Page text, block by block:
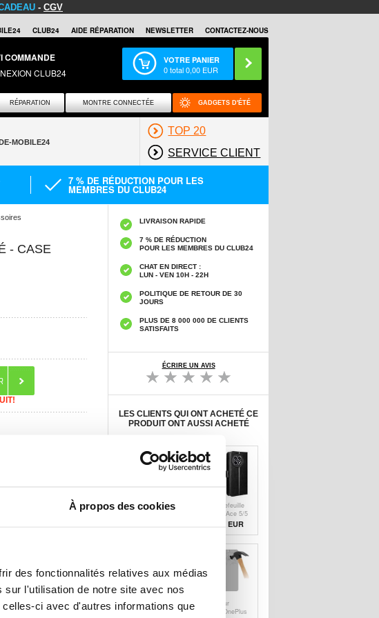
À propos des cookies
des fonctionnalités relatives aux médias
l'utilisation de notre site avec nos
ci avec d'autres informations que
- CGV
CLUB24 AIDE RÉPARATION NEWSLETTER CONTACTEZ-NOUS
COMMANDE
CLUB24
VOTRE PANIER
0total0,00 EUR
RÉPARATION MONTRE CONNECTÉE GADGETS D'ÉTÉ
TOP 20
SERVICE CLIENT
7 % DE RÉDUCTION POUR LES
MEMBRES DU CLUB24
- CASE
LIVRAISON RAPIDE
7 % DE RÉDUCTION
POUR LES MEMBRES DU CLUB24
CHAT EN DIRECT :
LUN - VEN 10H - 22H
POLITIQUE DE RETOUR DE 30
JOURS
PLUS DE 8 000 000 DE CLIENTS
SATISFAITS
ÉCRIRE UN AVIS
LES CLIENTS QUI ONT ACHETÉ CE
PRODUIT ONT AUSSI ACHETÉ
Coque Xiaomi
Étui Portefeuille
OnePlus Ace 5/5
Pro/13R avec
Fermeture
Magnétique -
EUR
Coque Hybride
OnePlus Ace 5/5
Protecteur
d’Écran OnePlus